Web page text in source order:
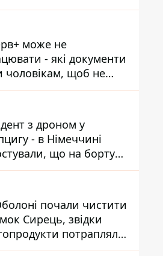
у вʼязниці, де його
та робили інʼєкції
може не
- які документи
чоловікам, щоб не
до ТЦК
з дроном у
- в Німеччині
що на борту
літака були
та боєприпаси
почали чистити
Сирець, звідки
потрапляли